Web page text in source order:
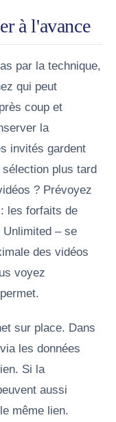
à l'avance
par la technique,
qui peut
coup et
la
invités gardent
plus tard
? Prévoyez
les forfaits de
– se
des vidéos
voyez
sur place. Dans
les données
Si la
aussi
même lien.